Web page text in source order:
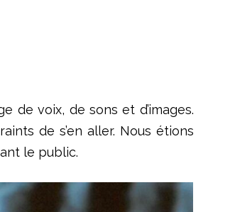
de voix, de sons et d’images.
de s’en aller. Nous étions
le public.